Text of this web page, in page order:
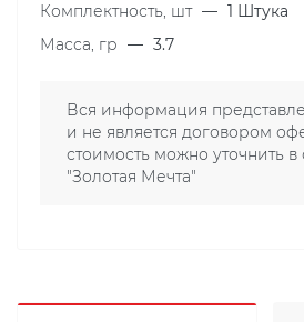
Комплектность, шт — 1 Штука
Масса, гр — 3.7
Вся информация
и не является договором
стоимость можно уточнить в
"Золотая Мечта"